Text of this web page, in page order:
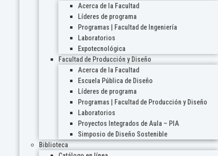
Acerca de la Facultad
Líderes de programa
Programas | Facultad de Ingeniería
Laboratorios
Expotecnológica
Facultad de Producción y Diseño
Acerca de la Facultad
Escuela Pública de Diseño
Líderes de programa
Programas | Facultad de Producción y Diseño
Laboratorios
Proyectos Integrados de Aula – PIA
Simposio de Diseño Sostenible
Biblioteca